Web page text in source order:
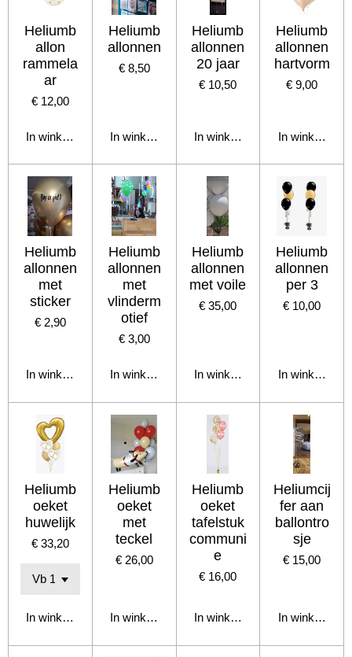
Heliumb
allon
rammela
ar
€ 12,00
In winkelwagen
Heliumb
allonnen
€ 8,50
In winkelwagen
Heliumb
allonnen
20 jaar
€ 10,50
In winkelwagen
Heliumb
allonnen
hartvorm
€ 9,00
In
Heliumb
allonnen
met
sticker
€ 2,90
In winkelwagen
Heliumb
allonnen
met
vlinderm
otief
€ 3,00
In winkelwagen
Heliumb
allonnen
met voile
€ 35,00
In winkelwagen
Heliumb
allonnen
per 3
€ 10,00
In
Heliumb
oeket
huwelijk
€ 33,20
In winkelwagen
Heliumb
oeket
met
teckel
€ 26,00
In winkelwagen
Heliumb
oeket
tafelstuk
communi
e
€ 16,00
In winkelwagen
Heliumcij
fer aan
ballontro
sje
€ 15,00
In